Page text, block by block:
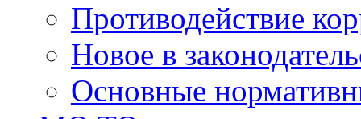
Противодействие
Новое в
Основные